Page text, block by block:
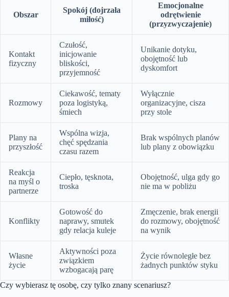
Obszar
Spokój (dojrzała
miłość)
Emocjonalne
odrętwienie
(przyzwyczajenie)
Kontakt
fizyczny
Czułość,
inicjowanie
bliskości,
przyjemność
Unikanie dotyku,
obojętność lub
dyskomfort
Rozmowy
Ciekawość, tematy
poza logistyką,
śmiech
Wyłącznie
organizacyjne, cisza
przy stole
Plany na
przyszłość
Wspólna wizja,
chęć spędzania
czasu razem
Brak wspólnych planów
lub plany z obowiązku
Reakcja
na myśl o
partnerze
Ciepło, tęsknota,
troska
Obojętność, ulga gdy go
nie ma w pobliżu
Konflikty
Gotowość do
naprawy, smutek
gdy relacja kuleje
Zmęczenie, brak energii
do rozmowy, obojętność
na wynik
Własne
życie
Aktywności poza
związkiem
wzbogacają parę
Życie równoległe bez
żadnych punktów styku
Czy wybierasz tę osobę, czy tylko znany scenariusz?